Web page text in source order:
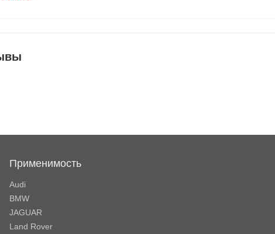
Применимость
Audi
BMW
JAGUAR
Land Rover